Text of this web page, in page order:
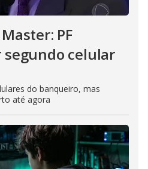
PF
celular
do banqueiro, mas
até agora